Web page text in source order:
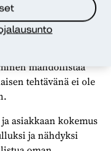
roolinsa toiveidensa
saattoi käydä
lehtiä,
mahdollistaa
tehtävänä ei ole
asiakkaan kokemus
ja nähdyksi